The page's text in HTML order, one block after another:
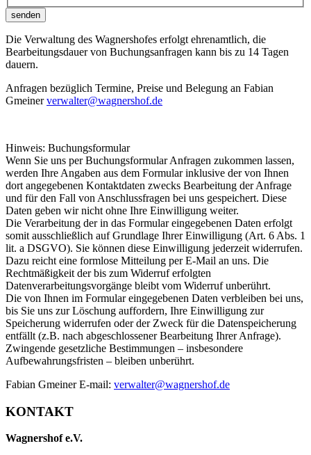
senden
Die Verwaltung des Wagnershofes erfolgt ehrenamtlich, die
Bearbeitungsdauer von Buchungsanfragen kann bis zu 14 Tagen
dauern.
Anfragen bezüglich Termine, Preise und Belegung an Fabian
Gmeinerverwalter@wagnershof.de
Hinweis: Buchungsformular
Wenn Sie uns per Buchungsformular Anfragen zukommen lassen,
werden Ihre Angaben aus dem Formular inklusive der von Ihnen
dort angegebenen Kontaktdaten zwecks Bearbeitung der Anfrage
und für den Fall von Anschlussfragen bei uns gespeichert. Diese
Daten geben wir nicht ohne Ihre Einwilligung weiter.
Die Verarbeitung der in das Formular eingegebenen Daten erfolgt
somit ausschließlich auf Grundlage Ihrer Einwilligung (Art. 6 Abs. 1
lit. a DSGVO). Sie können diese Einwilligung jederzeit widerrufen.
Dazu reicht eine formlose Mitteilung per E-Mail an uns. Die
Rechtmäßigkeit der bis zum Widerruf erfolgten
Datenverarbeitungsvorgänge bleibt vom Widerruf unberührt.
Die von Ihnen im Formular eingegebenen Daten verbleiben bei uns,
bis Sie uns zur Löschung auffordern, Ihre Einwilligung zur
Speicherung widerrufen oder der Zweck für die Datenspeicherung
entfällt (z.B. nach abgeschlossener Bearbeitung Ihrer Anfrage).
Zwingende gesetzliche Bestimmungen – insbesondere
Aufbewahrungsfristen – bleiben unberührt.
Fabian Gmeiner E-mail: verwalter@wagnershof.de
KONTAKT
Wagnershof e.V.